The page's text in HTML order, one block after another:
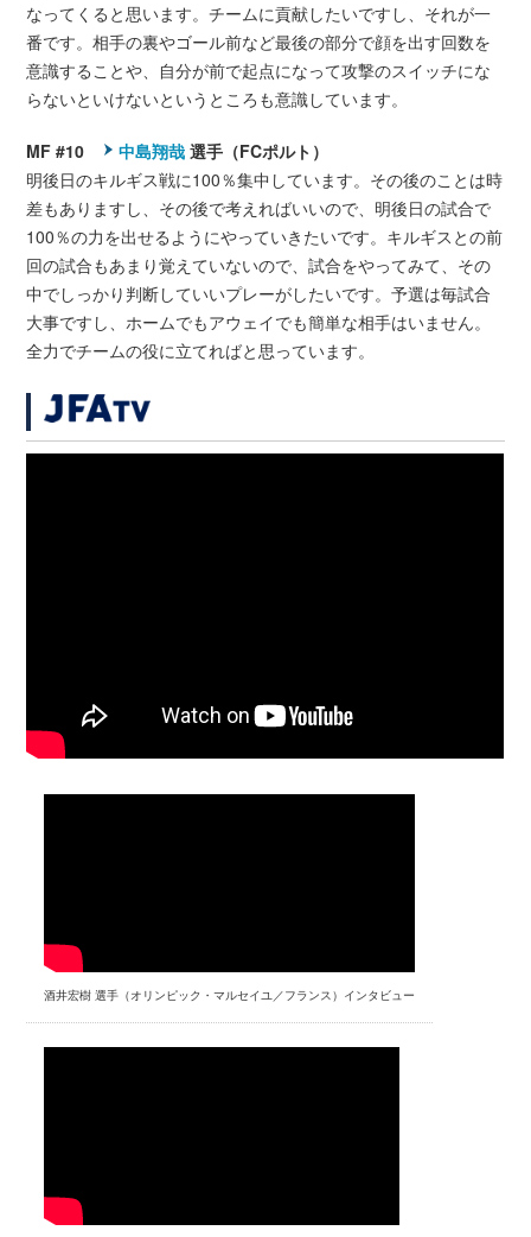
なってくると思います。チームに貢献したいですし、それが一
番です。相手の裏やゴール前など最後の部分で顔を出す回数を
意識することや、自分が前で起点になって攻撃のスイッチにな
らないといけないというところも意識しています。
MF #10 中島翔哉 選手（FCポルト）
明後日のキルギス戦に100％集中しています。その後のことは時
差もありますし、その後で考えればいいので、明後日の試合で
100％の力を出せるようにやっていきたいです。キルギスとの前
回の試合もあまり覚えていないので、試合をやってみて、その
中でしっかり判断していいプレーがしたいです。予選は毎試合
大事ですし、ホームでもアウェイでも簡単な相手はいません。
全力でチームの役に立てればと思っています。
酒井宏樹 選手（オリンピック・マルセイユ／フランス）インタビュー